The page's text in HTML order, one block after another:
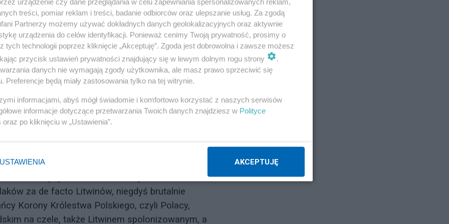
procesów zjednoczenia Europy, gdyż jest od lat
ma co rozdzierać szat, ani bać się sąsiadów, a
racji. Jedynie wtedy bowiem będziemy w
od lat widoczne są, czy to w Niemczech – w sprawie
wyzwań w UE jest dużo wiecej!). Zarówno w
wszystkim zdać sobie sprawę z fundamentalnych
strony celach. Zostańmy przez chwilę przy problemie
czerpiąc wzorce z własnej historii okresu
za de facto Litwinów, niegdyś brutalnie
Korony Królestwa Polskiego, czyli Polacy,
na czele, także Litwinem spolonizowanym, a
treści, pomiar reklam i treści, badanie odbiorców oraz ulepszanie usług. Za zgodą
Partnerzy możemy używać dokładnych danych geolokalizacyjnych oraz aktywnie
urządzenia do celów identyfikacji. Ponieważ cenimy Twoją prywatność, prosimy o
tych technologii poprzez kliknięcie „Akceptuję”. Zgoda jest dobrowolna i zawsze możesz
przycisk ustawień prywatności znajdujący się w lewym dolnym rogu strony
.
danych nie wymagają zgody użytkownika, ale masz prawo sprzeciwić się
Preferencje będą miały zastosowania tylko na tej witrynie.
informacjami, abyś mógł świadomie i komfortowo korzystać z naszych serwisów
informacje dotyczące przetwarzania Twoich danych znajdziesz w Polityce
oraz po kliknięciu w „Ustawienia”.
USTAWIENIA AKCEPTUJĘ